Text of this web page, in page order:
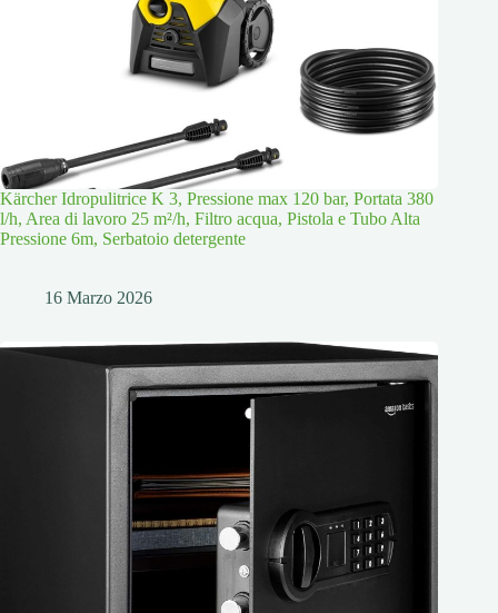
Kärcher Idropulitrice K 3, Pressione max 120 bar, Portata 380
l/h, Area di lavoro 25 m²/h, Filtro acqua, Pistola e Tubo Alta
Pressione 6m, Serbatoio detergente
16 Marzo 2026